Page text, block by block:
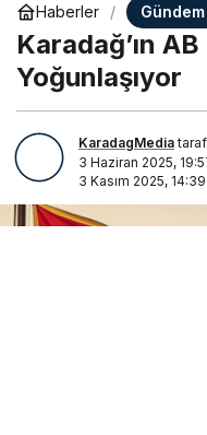
Haberler Gündem
Karadağ’ın
Yoğunlaşıyor
KaradagMedia
3 Haziran 2025,
3 Kasım 2025, 14:39